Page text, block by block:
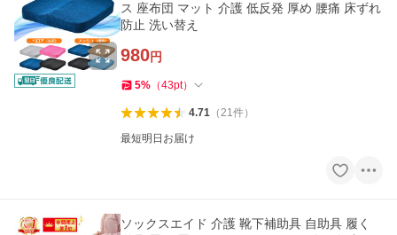
ス 座布団 マット 介護 低反発 厚め 腰痛 床ずれ
防止 洗い替え
980円
5% （43pt）
4.71（21件）
最短明日お届け
ソックスエイド 介護 靴下補助具 自助具 履く